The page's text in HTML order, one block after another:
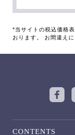
*当サイトの税込価格
おります。 お間違え
CONTENTS